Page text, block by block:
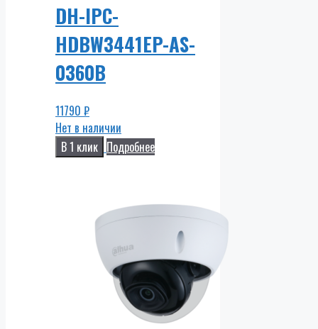
DH-IPC-
HDBW3441EP-AS-
0360B
11790 ₽
Нет в наличии
В 1 клик Подробнее